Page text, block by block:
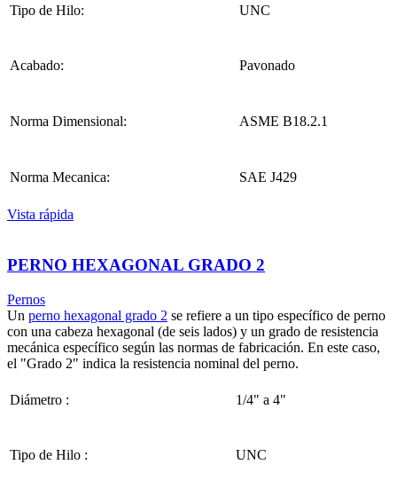
Tipo de Hilo: UNC
Acabado: Pavonado
Norma Dimensional: ASME B18.2.1
Norma Mecanica: SAE J429
Vista rápida
PERNO HEXAGONAL GRADO 2
Pernos
Un perno hexagonal grado 2 se refiere a un tipo específico de perno
con una cabeza hexagonal (de seis lados) y un grado de resistencia
mecánica específico según las normas de fabricación. En este caso,
el "Grado 2" indica la resistencia nominal del perno.
Diámetro : 1/4" a 4"
Tipo de Hilo : UNC